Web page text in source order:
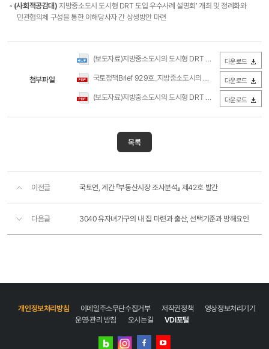
◦ (사회적공감대) 지방중소도시 도시형 DRT 도입 우수사례 설명회’ 개최 및 정례화와
민관협의체 구성을 통한 이해당사자 간 상생방안 마련
첨부파일
(보도자료)지방중소도시의 도시형 DRT 도입방안(국토연구원).hwp 다운로드
국토정책Brief 929호_지방중소도시의 도시형 DRT 도입방안(국토연구원).pdf 다운로드
(보도자료)지방중소도시의 도시형 DRT 도입방안(국토연구원).pdf 다운로드
목록
이전글 국토연, 계간 『부동산시장 조사분석』 제42호 발간
다음글 3040 유자녀가구의 내 집 마련과 출산, 선택기준과 방해요인
개인정보처리방침 이메일주소무단수집거부 저작권정책
영상정보처리기기
운영·관리 방침
오시는길 VDI포털
네이버 인스타그램